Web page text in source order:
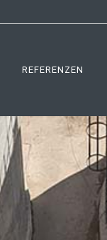
REFERENZEN